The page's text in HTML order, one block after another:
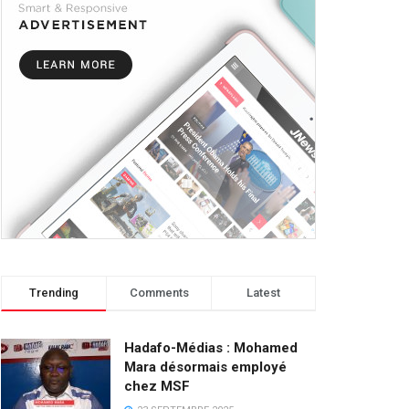
Trending Comments Latest
Hadafo-Médias : Mohamed
Mara désormais employé
chez MSF